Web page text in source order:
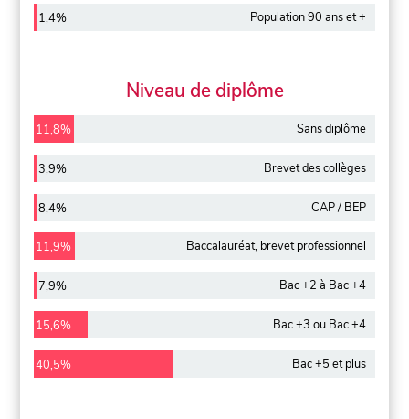
1,4% Population 90 ans et +
Niveau de diplôme
11,8% Sans diplôme
3,9% Brevet des collèges
8,4% CAP / BEP
11,9% Baccalauréat, brevet professionnel
7,9% Bac +2 à Bac +4
15,6% Bac +3 ou Bac +4
40,5% Bac +5 et plus